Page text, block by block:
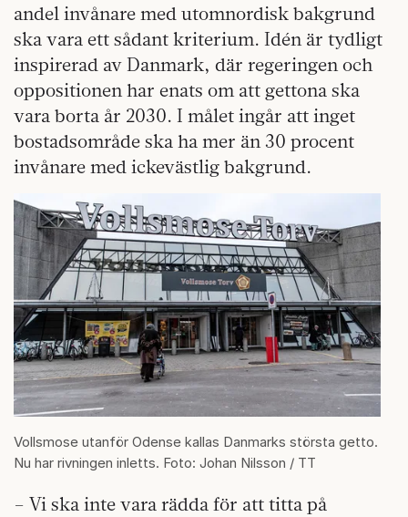
andel invånare med utomnordisk bakgrund
ska vara ett sådant kriterium. Idén är tydligt
inspirerad av Danmark, där regeringen och
oppositionen har enats om att gettona ska
vara borta år 2030. I målet ingår att inget
bostadsområde ska ha mer än 30 procent
invånare med ickevästlig bakgrund.
Vollsmose utanför Odense kallas Danmarks största getto.
Nu har rivningen inletts. Foto: Johan Nilsson / TT
– Vi ska inte vara rädda för att titta på